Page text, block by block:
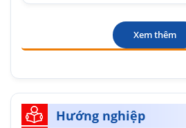
Xem thêm
Hướng nghiệp